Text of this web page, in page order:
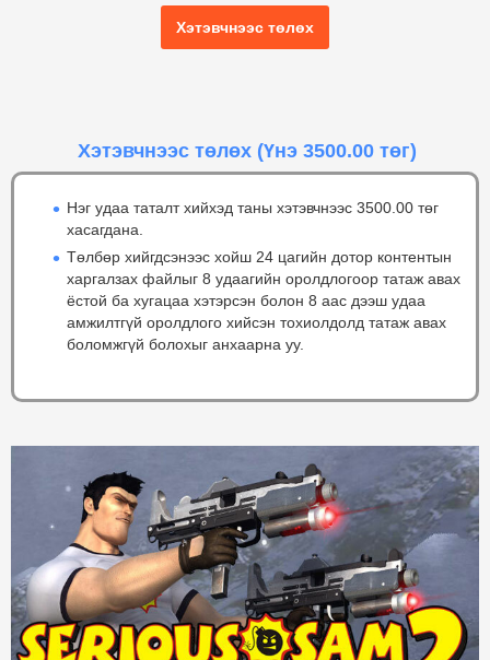
Хэтэвчнээс төлөх
Хэтэвчнээс төлөх (Үнэ 3500.00 төг)
Нэг удаа таталт хийхэд таны хэтэвчнээс 3500.00 төг
хасагдана.
Төлбөр хийгдсэнээс хойш 24 цагийн дотор контентын
харгалзах файлыг 8 удаагийн оролдлогоор татаж авах
ёстой ба хугацаа хэтэрсэн болон 8 аас дээш удаа
амжилтгүй оролдлого хийсэн тохиолдолд татаж авах
боломжгүй болохыг анхаарна уу.